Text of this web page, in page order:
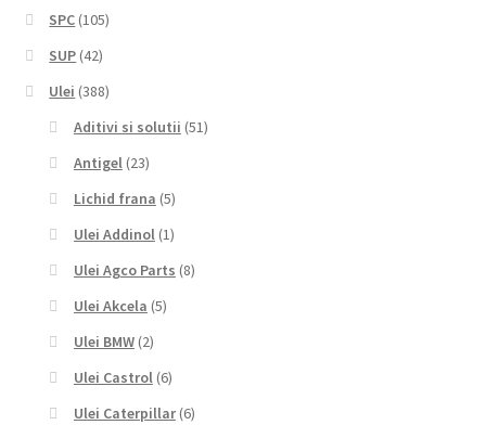
SPC (105)
SUP (42)
Ulei (388)
Aditivi si solutii (51)
Antigel (23)
Lichid frana (5)
Ulei Addinol (1)
Ulei Agco Parts (8)
Ulei Akcela (5)
Ulei BMW (2)
Ulei Castrol (6)
Ulei Caterpillar (6)